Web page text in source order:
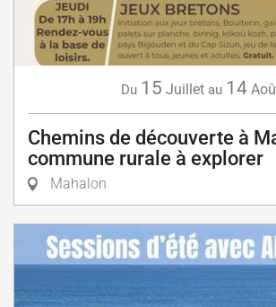
Du 15 Juillet au 14
Chemins de découverte à
commune rurale à explorer
Mahalon